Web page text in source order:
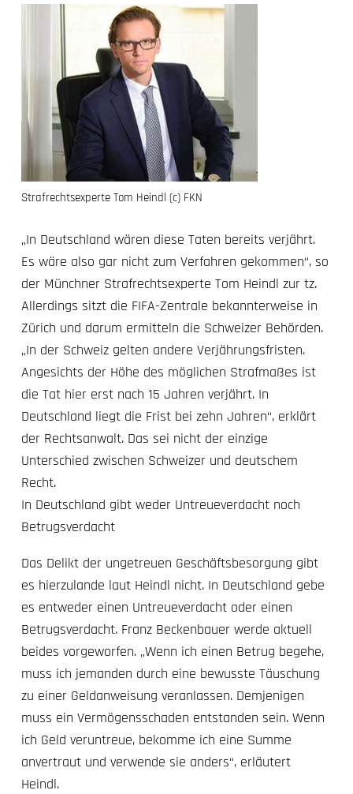
Strafrechtsexperte Tom Heindl (c) FKN
„In Deutschland wären diese Taten bereits verjährt.
Es wäre also gar nicht zum Verfahren gekommen“, so
der Münchner Strafrechtsexperte Tom Heindl zur tz.
Allerdings sitzt die FIFA-Zentrale bekannterweise in
Zürich und darum ermitteln die Schweizer Behörden.
„In der Schweiz gelten andere Verjährungsfristen.
Angesichts der Höhe des möglichen Strafmaßes ist
die Tat hier erst nach 15 Jahren verjährt. In
Deutschland liegt die Frist bei zehn Jahren“, erklärt
der Rechtsanwalt. Das sei nicht der einzige
Unterschied zwischen Schweizer und deutschem
Recht.
In Deutschland gibt weder Untreueverdacht noch
Betrugsverdacht
Das Delikt der ungetreuen Geschäftsbesorgung gibt
es hierzulande laut Heindl nicht. In Deutschland gebe
es entweder einen Untreueverdacht oder einen
Betrugsverdacht. Franz Beckenbauer werde aktuell
beides vorgeworfen. „Wenn ich einen Betrug begehe,
muss ich jemanden durch eine bewusste Täuschung
zu einer Geldanweisung veranlassen. Demjenigen
muss ein Vermögensschaden entstanden sein. Wenn
ich Geld veruntreue, bekomme ich eine Summe
anvertraut und verwende sie anders“, erläutert
Heindl.